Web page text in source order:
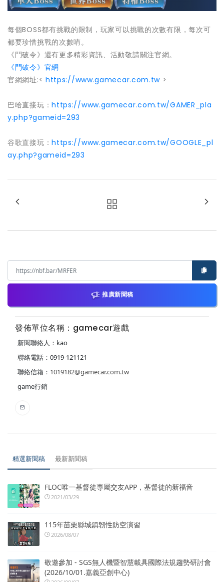
每個BOSS都有挑戰的限制，玩家可以挑戰的次數有限，每次可
都要珍惜挑戰的次數唷。
《鬥破令》還有更多精彩資訊、活動敬請關注官網。
《鬥破令》官網
官網網址:< https://www.gamecar.com.tw >
巴哈直接玩：https://www.gamecar.com.tw/GAMER_pla
y.php?gameid=293
谷歌直接玩：https://www.gamecar.com.tw/GOOGLE_pl
ay.php?gameid=293
推廣新聞稿
發佈單位名稱：gamecar遊戲
新聞聯絡人：kao
聯絡電話：0919-121121
聯絡信箱： 1019182@gamecar.com.tw
game行銷
精選新聞稿 最新新聞稿
FLOC唯一基督徒專屬交友APP，基督徒的新福音
2021/03/29
115年苗栗縣城鎮韌性防空演習
2026/08/07
敬邀參加 - SGS無人機暨智慧載具國際法規趨勢研討會
(2026/10/01.嘉義亞創中心)